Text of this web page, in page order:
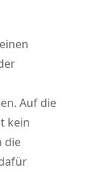
Auf die
kein
die